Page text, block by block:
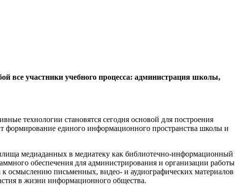
все участники учебного процесса: администрация школы,
технологии становятся сегодня основой для построения
формирование единого информационного пространства школы и
медиаданных в медиатеку как библиотечно-информационный
обеспечения для администрирования и организации работы
осмыслению письменных, видео- и аудиографических материалов
в жизни информационного общества.